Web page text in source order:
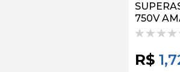
750V
R$